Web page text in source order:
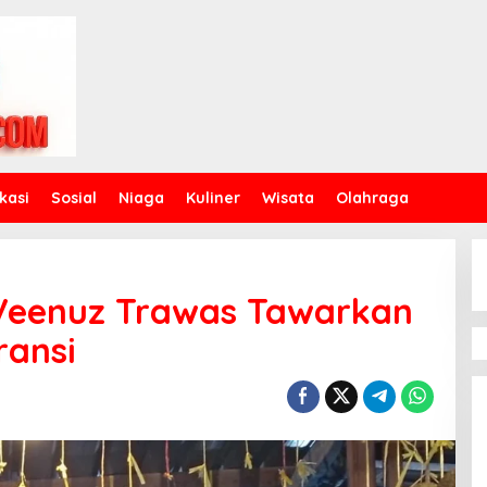
Sosial Niaga Kuliner Wisata Olahraga
Trawas Tawarkan